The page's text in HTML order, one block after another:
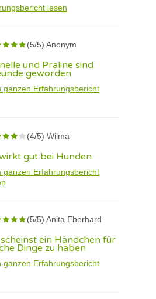
lesen
(5/5) Anonym
und Praline sind
geworden
ganzen Erfahrungsbericht
(4/5) Wilma
gut bei Hunden
ganzen Erfahrungsbericht
(5/5) Anita Eberhard
ein Händchen für
Dinge zu haben
ganzen Erfahrungsbericht